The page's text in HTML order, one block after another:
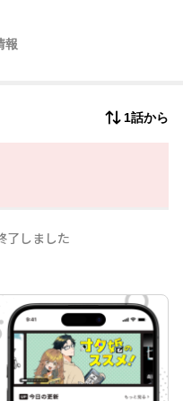
報
1話から
了しました